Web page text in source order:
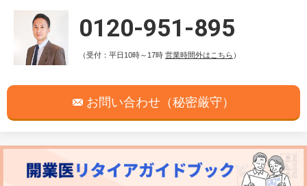
0120-951-895
（受付：平日10時～17時 営業時間外はこちら ）
お問い合わせ（秘密厳守）